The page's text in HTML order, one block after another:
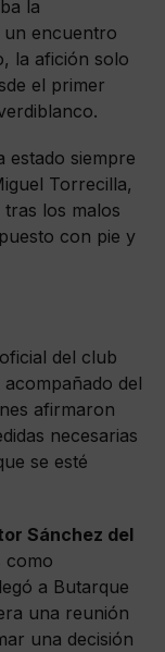
la
un encuentro
la afición solo
el primer
estado siempre
Torrecilla,
los malos
con pie y
del club
acompañado del
afirmaron
necesarias
se esté
Sánchez del
como
a Butarque
una reunión
una decisión